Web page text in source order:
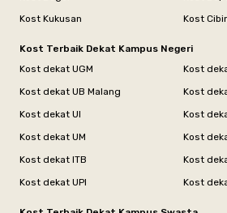
Kost Kukusan
Kost
Kost Terbaik Dekat Kampus Negeri
Kost dekat UGM
Kost
Kost dekat UB Malang
Kost
Kost dekat UI
Kost
Kost dekat UM
Kost
Kost dekat ITB
Kost
Kost dekat UPI
Kost